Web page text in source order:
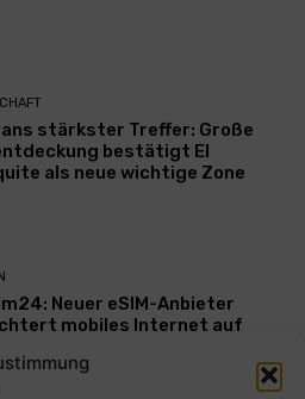
stärkster Treffer: Große
bestätigt El
als neue wichtige Zone
Neuer eSIM-Anbieter
mobiles Internet auf